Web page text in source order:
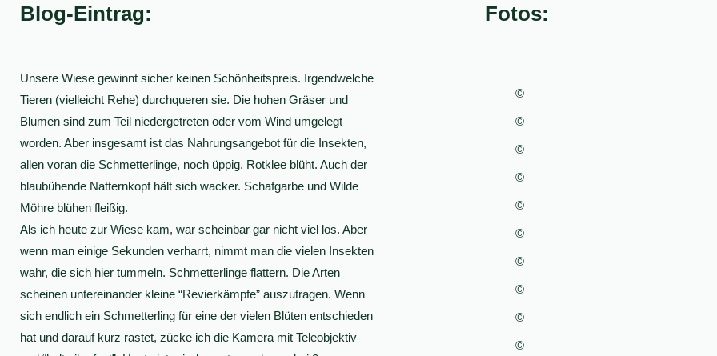
Blog-Eintrag:
Unsere Wiese gewinnt sicher keinen Schönheitspreis. Irgendwelche
Tieren (vielleicht Rehe) durchqueren sie. Die hohen Gräser und
Blumen sind zum Teil niedergetreten oder vom Wind umgelegt
worden. Aber insgesamt ist das Nahrungsangebot für die Insekten,
allen voran die Schmetterlinge, noch üppig. Rotklee blüht. Auch der
blaubühende Natternkopf hält sich wacker. Schafgarbe und Wilde
Möhre blühen fleißig.
Als ich heute zur Wiese kam, war scheinbar gar nicht viel los. Aber
wenn man einige Sekunden verharrt, nimmt man die vielen Insekten
wahr, die sich hier tummeln. Schmetterlinge flattern. Die Arten
scheinen untereinander kleine “Revierkämpfe” auszutragen. Wenn
sich endlich ein Schmetterling für eine der vielen Blüten entschieden
hat und darauf kurz rastet, zücke ich die Kamera mit Teleobjektiv
Fotos:
©
©
©
©
©
©
©
©
©
©